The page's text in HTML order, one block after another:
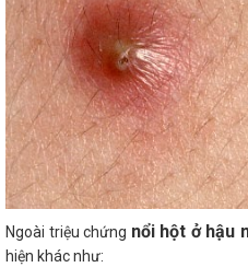
Ngoài triệu chứng nổi hột ở hậu
hiện khác như: